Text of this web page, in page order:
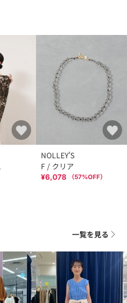
NOLLEY'S
F / クリア
¥6,078 （57%OFF）
一覧を見る